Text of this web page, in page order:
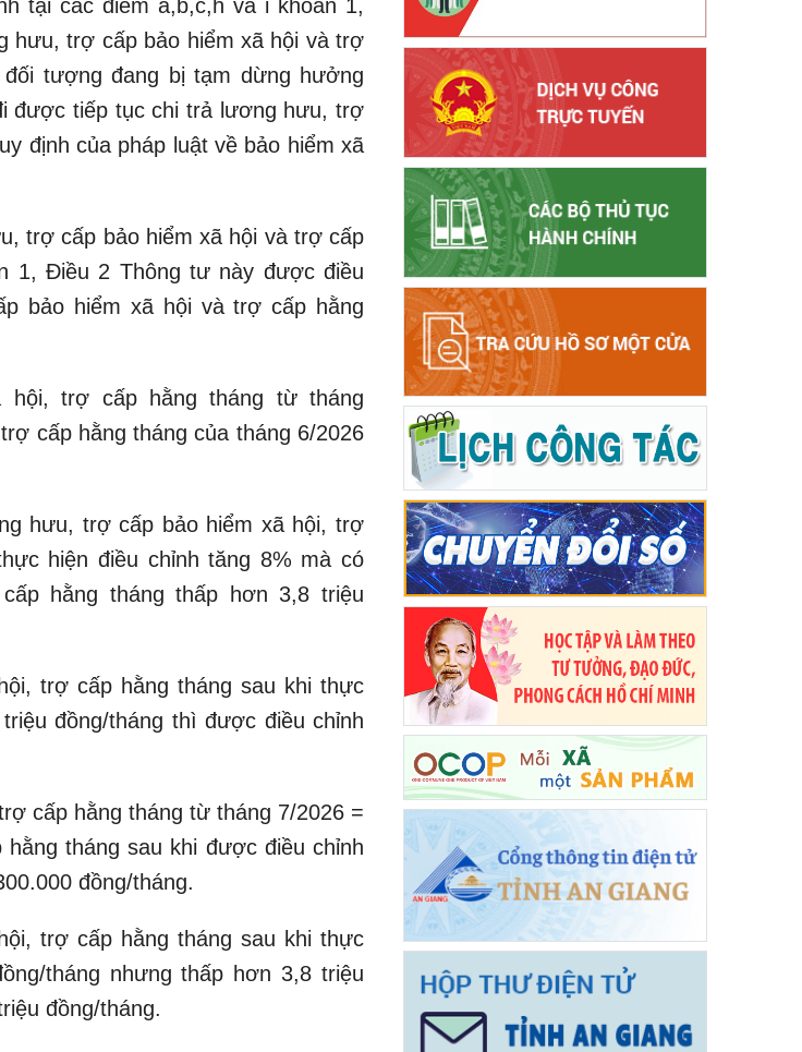
tại các điểm a,b,c,h và i khoản 1,
hưu, trợ cấp bảo hiểm xã hội và trợ
tượng đang bị tạm dừng hưởng
được tiếp tục chi trả lương hưu, trợ
định của pháp luật về bảo hiểm xã
trợ cấp bảo hiểm xã hội và trợ cấp
1, Điều 2 Thông tư này được điều
bảo hiểm xã hội và trợ cấp hằng
trợ cấp hằng tháng từ tháng
cấp hằng tháng của tháng 6/2026
hưu, trợ cấp bảo hiểm xã hội, trợ
hiện điều chỉnh tăng 8% mà có
hằng tháng thấp hơn 3,8 triệu
trợ cấp hằng tháng sau khi thực
đồng/tháng thì được điều chỉnh
cấp hằng tháng từ tháng 7/2026 =
tháng sau khi được điều chỉnh
đồng/tháng.
trợ cấp hằng tháng sau khi thực
tháng nhưng thấp hơn 3,8 triệu
đồng/tháng.